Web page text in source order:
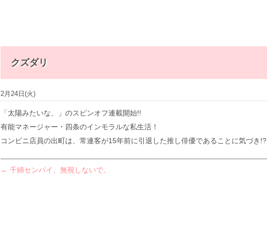
クズダリ
2月24日(火)
「太陽みたいな、」のスピンオフ連載開始!!
有能マネージャー・四条のインモラルな私生活！
コンビニ店員の出町は、常連客が15年前に引退した推し俳優であることに気づき!?
← 千綿センパイ、無視しないで。